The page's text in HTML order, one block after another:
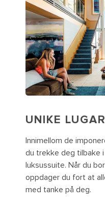
UNIKE
Innimellom de
du trekke deg tilbake
luksussuite. Når du
oppdager du fort at
med tanke på deg.